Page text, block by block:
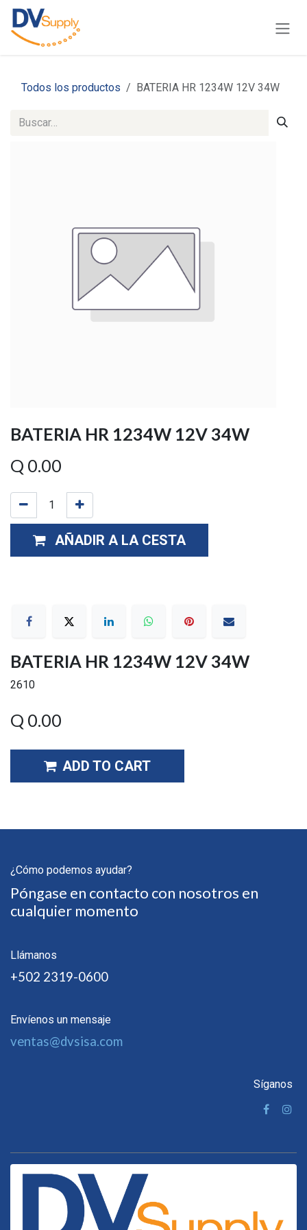
Ir al contenido
Todos los productos BATERIA HR 1234W 12V 34W
BATERIA HR 1234W 12V 34W
Q 0.00
AÑADIR A LA CESTA
BATERIA HR 1234W 12V 34W
2610
Q 0.00
ADD TO CART
¿Cómo podemos ayudar?
Póngase en contacto con nosotros en
cualquier momento
Llámanos
+502 2319-0600
Envíenos un mensaje
ventas@dvsisa.com
Síganos